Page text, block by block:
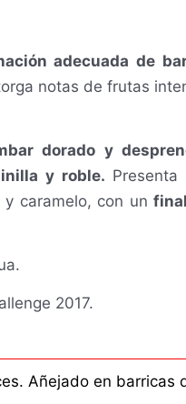
adecuada de
notas de frutas
dorado y
y roble.
y caramelo, con un
2017.
Añejado en barricas